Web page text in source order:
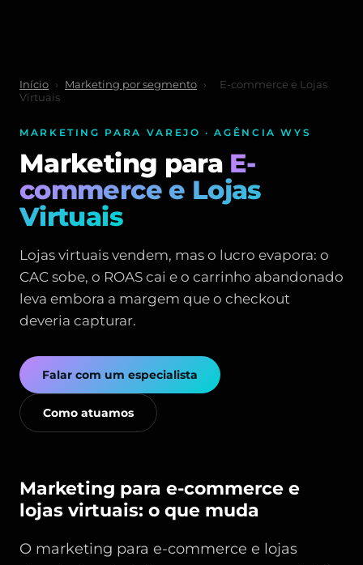
Início › Marketing por segmento ›
E-commerce e Lojas
Virtuais
MARKETING PARA VAREJO · AGÊNCIA WYS
Marketing para E-
commerce e Lojas
Virtuais
Lojas virtuais vendem, mas o lucro evapora: o
CAC sobe, o ROAS cai e o carrinho abandonado
leva embora a margem que o checkout
deveria capturar.
Falar com um especialista
Como atuamos
Marketing para e-commerce e
lojas virtuais: o que muda
O marketing para e-commerce e lojas